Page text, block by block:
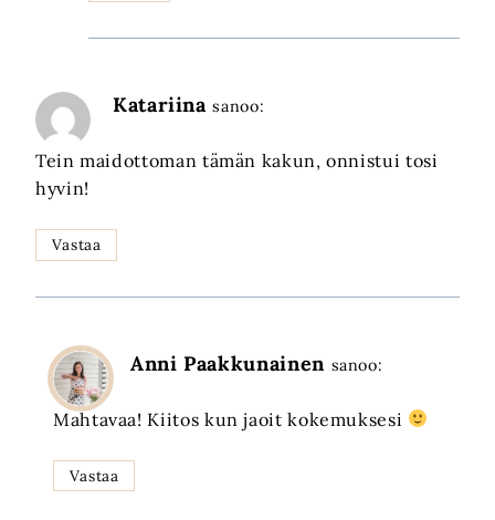
Katariina sanoo:
Tein maidottoman tämän kakun, onnistui tosi
hyvin!
Vastaa
Anni Paakkunainen sanoo:
Mahtavaa! Kiitos kun jaoit kokemuksesi
Vastaa